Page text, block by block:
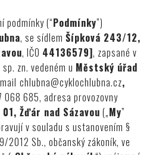
podmínky (“Podmínky”)
, se sídlemŠípková 243/12,
, IČO 44136579], zapsané v
zn. vedeném u Městský úřad
chlubna@cyklochlubna.cz,
068 685, adresa provozovny
Žďár nad Sázavou („My”
v souladu s ustanovením §
2012 Sb., občanský zákoník, ve